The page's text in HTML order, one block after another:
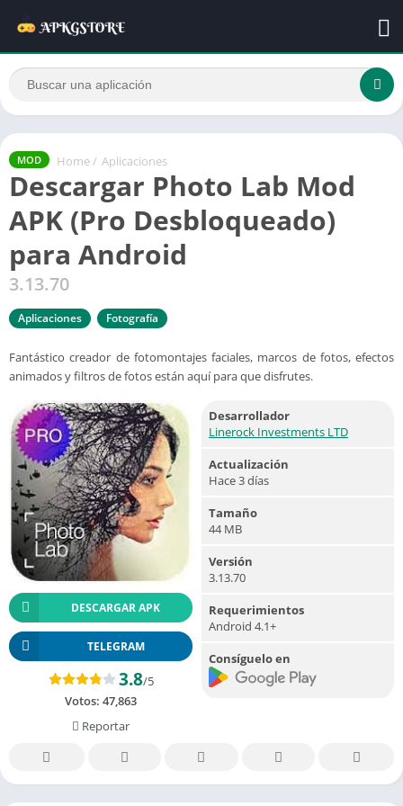
MOD Home / Aplicaciones
Descargar Photo Lab Mod
APK (Pro Desbloqueado)
para Android
3.13.70
Aplicaciones Fotografía
Fantástico creador de fotomontajes faciales, marcos de fotos, efectos
animados y filtros de fotos están aquí para que disfrutes.
DESCARGAR APK
TELEGRAM
3.8/5
Votos: 47,863
Reportar
Desarrollador
Linerock Investments LTD
Actualización
Hace 3 días
Tamaño
44 MB
Versión
3.13.70
Requerimientos
Android 4.1+
Consíguelo en